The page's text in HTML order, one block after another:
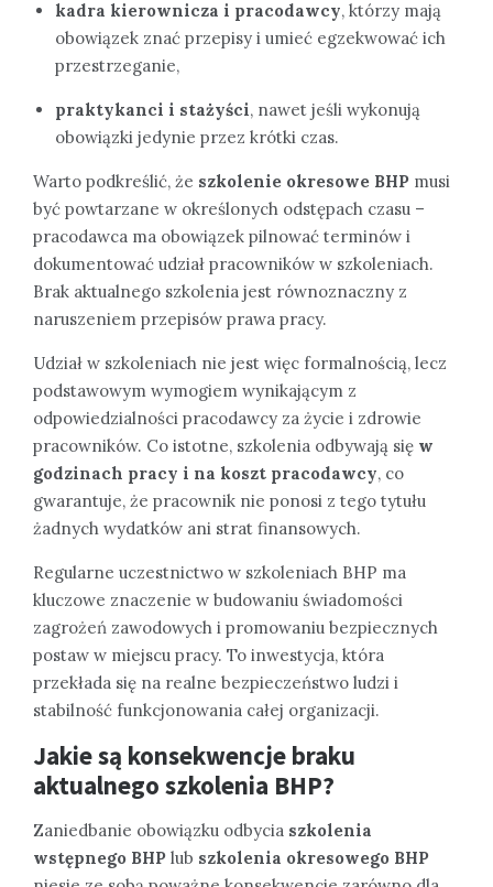
kadra kierownicza i pracodawcy, którzy mają
obowiązek znać przepisy i umieć egzekwować ich
przestrzeganie,
praktykanci i stażyści, nawet jeśli wykonują
obowiązki jedynie przez krótki czas.
Warto podkreślić, że szkolenie okresowe BHP musi
być powtarzane w określonych odstępach czasu –
pracodawca ma obowiązek pilnować terminów i
dokumentować udział pracowników w szkoleniach.
Brak aktualnego szkolenia jest równoznaczny z
naruszeniem przepisów prawa pracy.
Udział w szkoleniach nie jest więc formalnością, lecz
podstawowym wymogiem wynikającym z
odpowiedzialności pracodawcy za życie i zdrowie
pracowników. Co istotne, szkolenia odbywają się w
godzinach pracy i na koszt pracodawcy, co
gwarantuje, że pracownik nie ponosi z tego tytułu
żadnych wydatków ani strat finansowych.
Regularne uczestnictwo w szkoleniach BHP ma
kluczowe znaczenie w budowaniu świadomości
zagrożeń zawodowych i promowaniu bezpiecznych
postaw w miejscu pracy. To inwestycja, która
przekłada się na realne bezpieczeństwo ludzi i
stabilność funkcjonowania całej organizacji.
Jakie są konsekwencje braku
aktualnego szkolenia BHP?
Zaniedbanie obowiązku odbycia szkolenia
wstępnego BHP lub szkolenia okresowego BHP